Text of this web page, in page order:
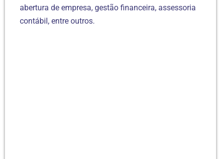
abertura de empresa, gestão financeira, assessoria
contábil, entre outros.